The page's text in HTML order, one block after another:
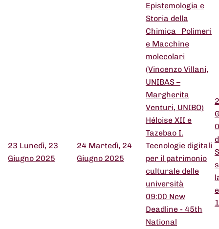
23 Lunedì, 23
Giugno 2025
24 Martedì, 24
Giugno 2025
Epistemologia e
Storia della
Chimica_Polimeri
e Macchine
molecolari
(Vincenzo Villani,
UNIBAS –
Margherita
Venturi, UNIBO)
Héloise XII e
Tazebao I.
Tecnologie digitali
per il patrimonio
culturale delle
università
09:00 New
Deadline - 45th
National